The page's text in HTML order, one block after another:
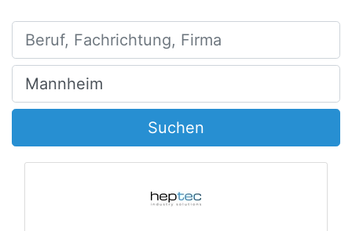
Beruf, Fachrichtung, Firma
Ort, Stadt
Suchen